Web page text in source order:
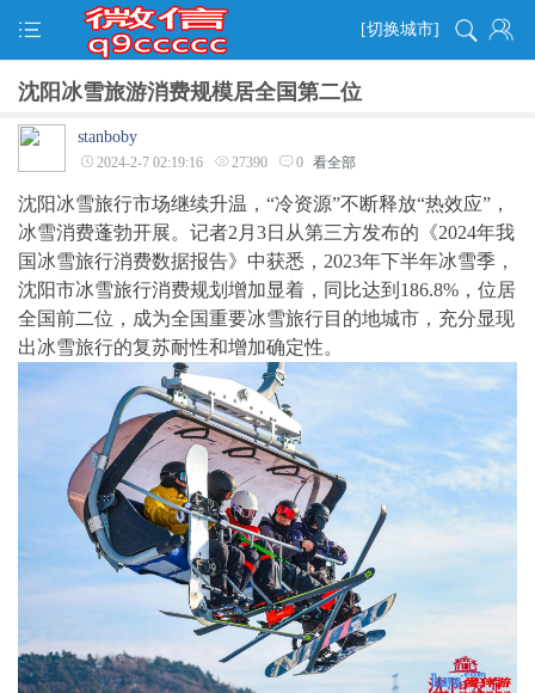
[切换城市]
沈阳冰雪旅游消费规模居全国第二位
stanboby
2024-2-7 02:19:16 27390 0 看全部
沈阳冰雪旅行市场继续升温，“冷资源”不断释放“热效应”，
冰雪消费蓬勃开展。记者2月3日从第三方发布的《2024年我
国冰雪旅行消费数据报告》中获悉，2023年下半年冰雪季，
沈阳市冰雪旅行消费规划增加显着，同比达到186.8%，位居
全国前二位，成为全国重要冰雪旅行目的地城市，充分显现
出冰雪旅行的复苏耐性和增加确定性。